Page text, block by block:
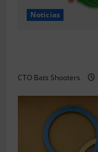
Noticias
CTO Bats Shooters